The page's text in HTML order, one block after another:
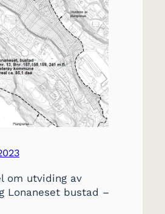
om utviding av
Lonaneset bustad –